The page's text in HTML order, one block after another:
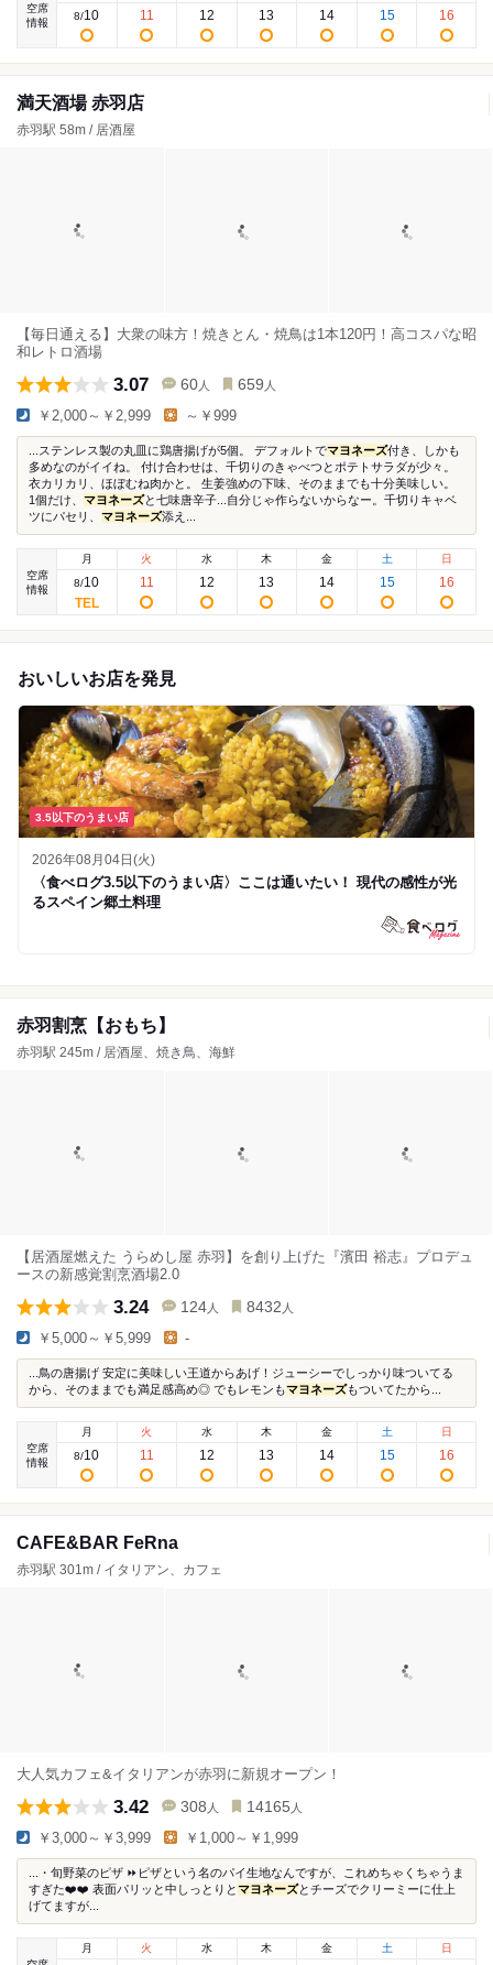
空席
情報
8/10 11 12 13 14 15 16
満天酒場 赤羽店
赤羽駅 58m / 居酒屋
【毎日通える】大衆の味方！焼きとん・焼鳥は1本120円！高コスパな昭
和レトロ酒場
3.07 60 人 659 人
￥2,000～￥2,999 ～￥999
...ステンレス製の丸皿に鶏唐揚げが5個。 デフォルトでマヨネーズ付き、しかも
多めなのがイイね。 付け合わせは、千切りのきゃべつとポテトサラダが少々。
衣カリカリ、ほぼむね肉かと。 生姜強めの下味、そのままでも十分美味しい。
1個だけ、 マヨネーズと七味唐辛子...自分じゃ作らないからなー。千切りキャベ
ツにパセリ、 マヨネーズ添え...
空席
情報
月
8/10
火
11
水
12
木
13
金
14
土
15
日
16
おいしいお店を発見
3.5以下のうまい店
2026年08月04日(火)
〈食べログ3.5以下のうまい店〉ここは通いたい！ 現代の感性が光
るスペイン郷土料理
赤羽割烹【おもち】
赤羽駅 245m / 居酒屋、焼き鳥、海鮮
【居酒屋燃えた うらめし屋 赤羽】を創り上げた『濱田 裕志』プロデュ
ースの新感覚割烹酒場2.0
3.24 124 人 8432 人
￥5,000～￥5,999 -
...鳥の唐揚げ 安定に美味しい王道からあげ！ジューシーでしっかり味ついてる
から、そのままでも満足感高め◎ でもレモンもマヨネーズもついてたから...
空席
情報
月
8/10
火
11
水
12
木
13
金
14
土
15
日
16
CAFE&BAR FeRna
赤羽駅 301m / イタリアン、カフェ
大人気カフェ&イタリアンが赤羽に新規オープン！
3.42 308 人 14165 人
￥3,000～￥3,999 ￥1,000～￥1,999
...・旬野菜のピザ ⏩ピザという名のパイ生地なんですが、これめちゃくちゃうま
すぎた❤️❤️ 表面パリッと中しっとりとマヨネーズとチーズでクリーミーに仕上
げてますが...
月 火 水 木 金 土 日